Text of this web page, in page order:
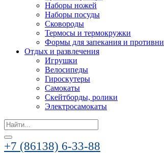
Наборы ножей
Наборы посуды
Сковороды
Термосы и термокружки
Формы для запекания и противни
Отдых и развлечения
Игрушки
Велосипеды
Гироскутеры
Самокаты
Скейтборды, ролики
Электросамокаты
Search
for:
+7 (86138) 6-33-88